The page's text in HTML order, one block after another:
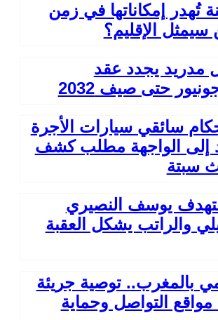
تُهدر إمكاناتها في زمن
سيمثل الإقليم؟
مدريد يجدد عقد
حتى صيف 2032
سائقي سيارات الأجرة
إلى الواجهة مطلب كشف
سبتة
يوسف النصيري
والراتب يشكل العقبة
بالمغرب.. توصية جريئة
التواصل وحماية